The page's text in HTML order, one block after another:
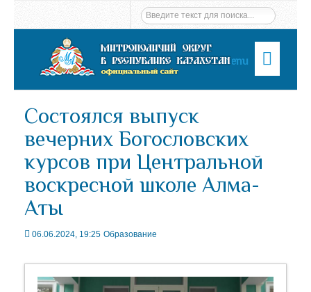
Menu
Состоялся выпуск
вечерних Богословских
курсов при Центральной
воскресной школе Алма-
Аты
06.06.2024, 19:25 Образование